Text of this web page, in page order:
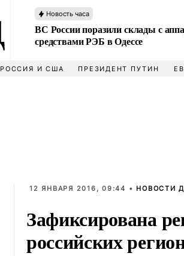
Новость часа
ВС России поразили склады с
средствами РЭБ в Одессе
РОССИЯ И США ПРЕЗИДЕНТ ПУТИН
12 ЯНВАРЯ 2016, 09:44 • НОВОСТИ
Зафиксирована
российских